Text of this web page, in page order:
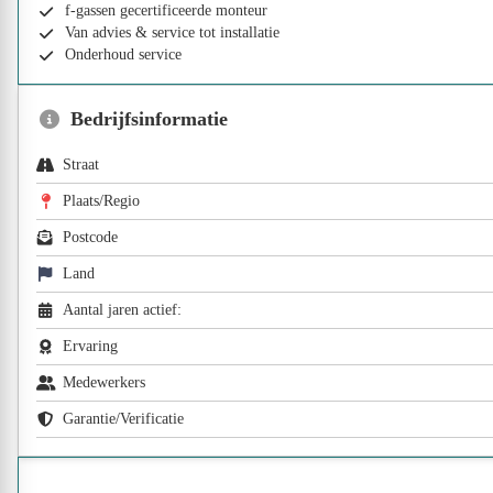
f-gassen gecertificeerde monteur
Van advies & service tot installatie
Onderhoud service
Bedrijfsinformatie
Straat
Plaats/Regio
Postcode
Land
Aantal jaren actief:
Ervaring
Medewerkers
Garantie/Verificatie